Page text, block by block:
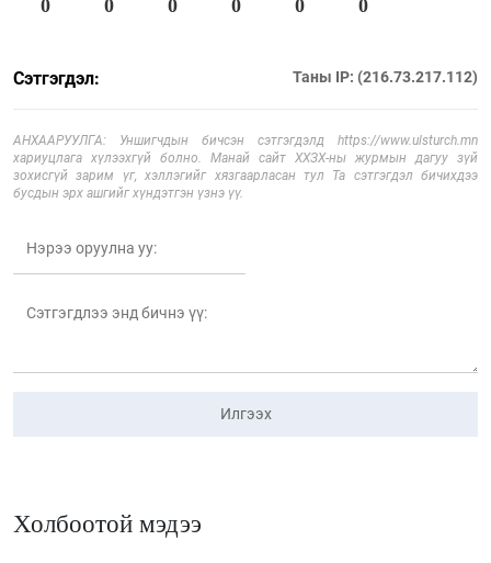
0 0 0 0 0 0
Сэтгэгдэл: Таны IP: (216.73.217.112)
АНХААРУУЛГА: Уншигчдын бичсэн сэтгэгдэлд https://www.ulsturch.mn
хариуцлага хүлээхгүй болно. Манай сайт ХХЗХ-ны журмын дагуу зүй
зохисгүй зарим үг, хэллэгийг хязгаарласан тул Та сэтгэгдэл бичихдээ
бусдын эрх ашгийг хүндэтгэн үзнэ үү.
Илгээх
Холбоотой мэдээ